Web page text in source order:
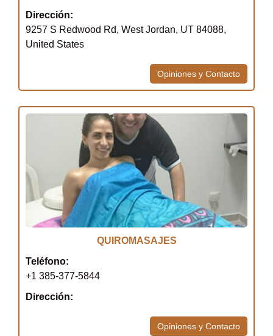
Dirección:
9257 S Redwood Rd, West Jordan, UT 84088,
United States
Opiniones y Contacto
QUIROMASAJES
Teléfono:
+1 385-377-5844
Dirección:
Opiniones y Contacto